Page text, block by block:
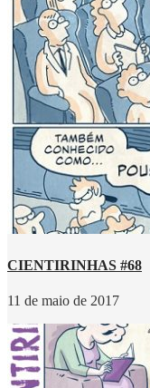
CIENTIRINHAS #68
11 de maio de 2017